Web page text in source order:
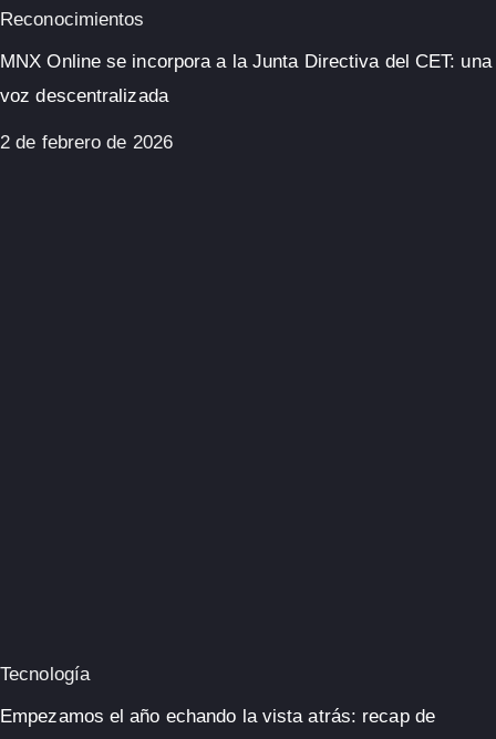
Reconocimientos
MNX Online se incorpora a la Junta Directiva del CET: una
voz descentralizada
2 de febrero de 2026
Tecnología
Empezamos el año echando la vista atrás: recap de